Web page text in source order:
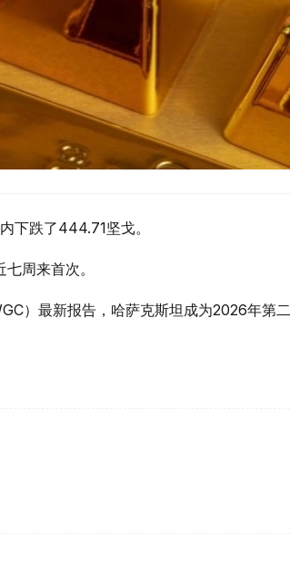
下跌了444.71坚戈。
周来首次。
）最新报告，哈萨克斯坦成为2026年第二